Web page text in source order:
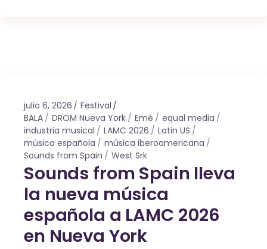
julio 6, 2026
Festival
BALA
DROM Nueva York Emé
equal media
industria musical
LAMC 2026
Latin US
música española
música iberoamericana
Sounds from Spain
West Srk
Sounds from Spain lleva
la nueva música
española a LAMC 2026
en Nueva York